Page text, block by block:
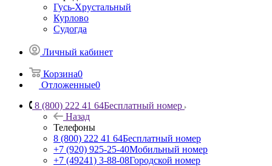
Гусь-Хрустальный
Курлово
Судогда
Личный кабинет
Корзина0
Отложенные0
8 (800) 222 41 64Бесплатный номер
Назад
Телефоны
8 (800) 222 41 64Бесплатный номер
+7 (920) 925-25-40Мобильный номер
+7 (49241) 3-88-08Городской номер